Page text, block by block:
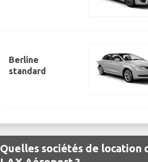
Berline
standard
Quelles sociétés de